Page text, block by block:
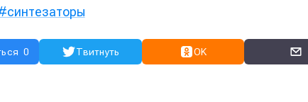
синтезаторы
0 Твитнуть OK